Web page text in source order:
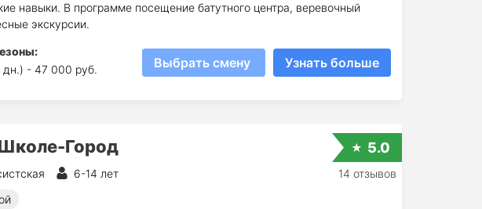
навыки. В программе посещение батутного центра, веревочный
экскурсии.
дн.) - 47 000 руб.
Выбрать смену Узнать больше
Город
6-14 лет
5.0
14 отзывов